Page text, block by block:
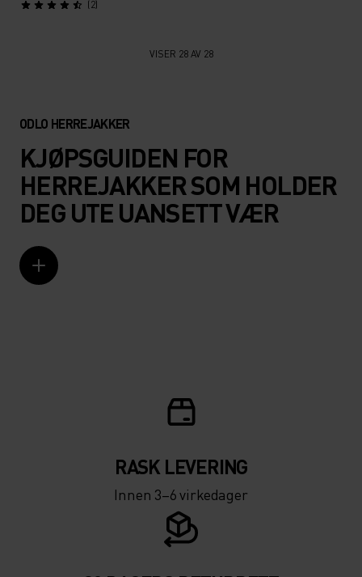
(2)
VISER 28 AV 28
ODLO HERREJAKKER
KJØPSGUIDEN FOR
HERREJAKKER SOM HOLDER
DEG UTE UANSETT VÆR
RASK LEVERING
Innen 3–6 virkedager